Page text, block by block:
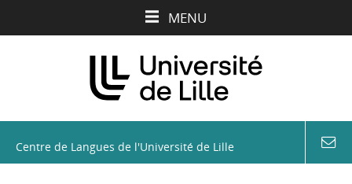
MENU
Centre de Langues de l'Université de Lille
&